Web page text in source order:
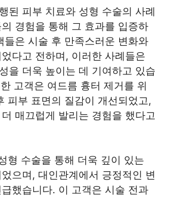
된 피부 치료와 성형 수술의 사례
경험을 통해 그 효과를 입증하
들은 시술 후 만족스러운 변화와
다고 전하며, 이러한 사례들은
을 더욱 높이는 데 기여하고 있습
고객은 여드름 흉터 제거를 위
피부 표면의 질감이 개선되었고,
매끄럽게 발리는 경험을 했다고
형 수술을 통해 더욱 깊이 있는
으며, 대인관계에서 긍정적인 변
했습니다. 이 고객은 시술 전과